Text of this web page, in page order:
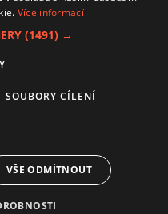
www.investice.cz není možné bez
Více informací
(1491) →
SOUBORY CÍLENÍ
VŠE ODMÍTNOUT